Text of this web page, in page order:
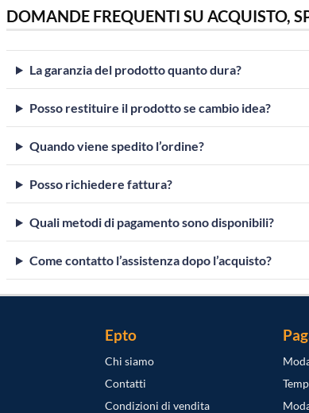
DOMANDE FREQUENTI SU ACQUISTO,
La garanzia del prodotto quanto dura?
Posso restituire il prodotto se cambio idea?
Quando viene spedito l’ordine?
Posso richiedere fattura?
Quali metodi di pagamento sono disponibili?
Come contatto l’assistenza dopo l’acquisto?
Epto
Chi siamo
Contatti
Condizioni di vendita